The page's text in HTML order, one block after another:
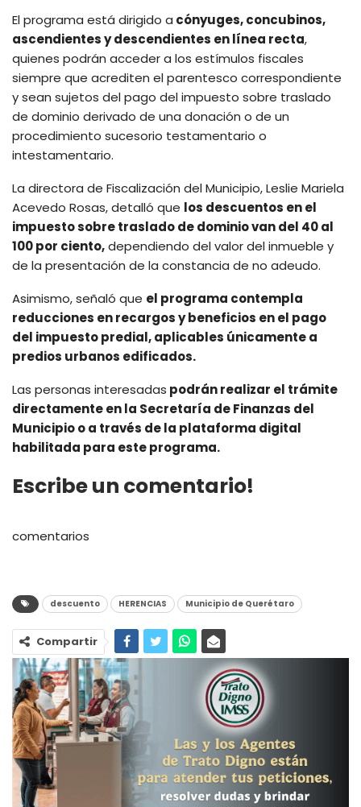
El programa está dirigido a cónyuges, concubinos,
ascendientes y descendientes en línea recta,
quienes podrán acceder a los estímulos fiscales
siempre que acrediten el parentesco correspondiente
y sean sujetos del pago del impuesto sobre traslado
de dominio derivado de una donación o de un
procedimiento sucesorio testamentario o
intestamentario.
La directora de Fiscalización del Municipio, Leslie Mariela
Acevedo Rosas, detalló que los descuentos en el
impuesto sobre traslado de dominio van del 40 al
100 por ciento,dependiendo del valor del inmueble y
de la presentación de la constancia de no adeudo.
Asimismo, señaló que el programa contempla
reducciones en recargos y beneficios en el pago
del impuesto predial, aplicables únicamente a
predios urbanos edificados.
Las personas interesadas podrán realizar el trámite
directamente en la Secretaría de Finanzas del
Municipio o a través de la plataforma digital
habilitada para este programa.
Escribe un comentario!
comentarios
descuento HERENCIAS Municipio de Querétaro
Compartir